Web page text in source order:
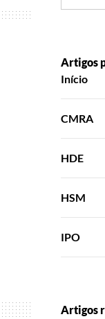
Artigos
Início
CMRA
HDE
HSM
IPO
Artigos